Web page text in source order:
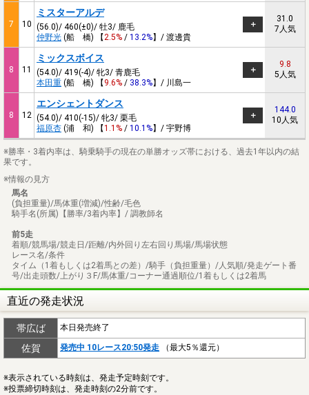
7 10
ミスターアルデ
(56.0)/ 460(±0)/ 牡3/ 鹿毛
仲野光 (船 橋) 【2.5% / 13.2%】/ 渡邊貴
31.0
7人気
8 11
ミックスボイス
(54.0)/ 419(-4)/ 牝3/ 青鹿毛
本田重 (船 橋) 【 9.6% / 38.3%】/ 川島一
9.8
5人気
8 12
エンシェントダンス
(54.0)/ 410(-15)/ 牝3/ 栗毛
福原杏 (浦 和) 【1.1% / 10.1%】/ 宇野博
144.0
10人気
※勝率・3着内率は、騎乗騎手の現在の単勝オッズ帯における、過去1年以内の結
果です。
※情報の見方
馬名
(負担重量)/馬体重(増減)/性齢/毛色
騎手名(所属)【勝率/3着内率】/ 調教師名
前5走
着順/競馬場/競走日/距離/内外回り左右回り馬場/馬場状態
レース名/条件
タイム（1着もしくは2着馬との差）/騎手（負担重量）/人気順/発走ゲート番
号/出走頭数/上がり３F/馬体重/コーナー通過順位/1着もしくは2着馬
直近の発走状況
帯広ば 本日発売終了
佐賀 発売中 10レース20:50発走 （最大5％還元）
※表示されている時刻は、発走予定時刻です。
※投票締切時刻は、発走時刻の2分前です。